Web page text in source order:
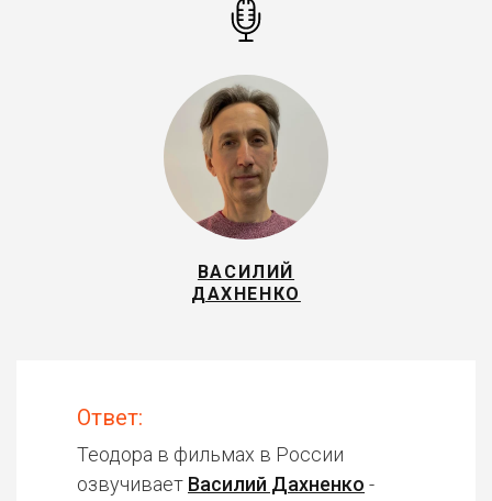
ВАСИЛИЙ
ДАХНЕНКО
Ответ:
Теодора в фильмах в России
озвучивает Василий Дахненко -